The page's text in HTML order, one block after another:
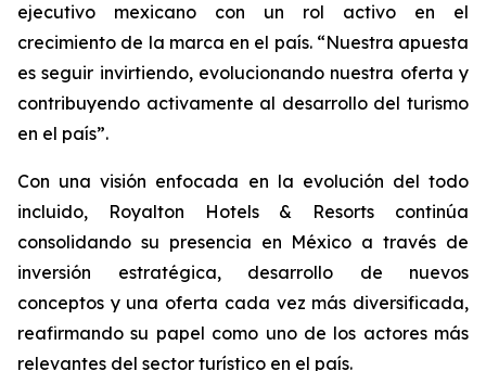
ejecutivo mexicano con un rol activo en el
crecimiento de la marca en el país. “Nuestra apuesta
es seguir invirtiendo, evolucionando nuestra oferta y
contribuyendo activamente al desarrollo del turismo
en el país”.
Con una visión enfocada en la evolución del todo
incluido, Royalton Hotels & Resorts continúa
consolidando su presencia en México a través de
inversión estratégica, desarrollo de nuevos
conceptos y una oferta cada vez más diversificada,
reafirmando su papel como uno de los actores más
relevantes del sector turístico en el país.